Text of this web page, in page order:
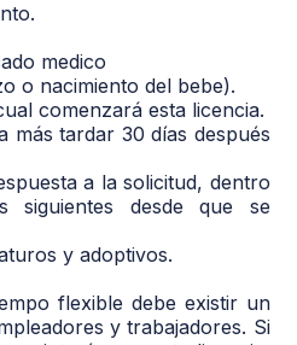
medico
o nacimiento del bebe).
comenzará esta licencia.
más tardar 30 días después
a la solicitud, dentro
desde que se
y adoptivos.
flexible debe existir un
y trabajadores. Si